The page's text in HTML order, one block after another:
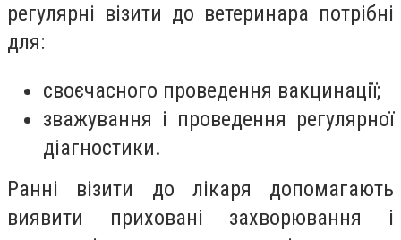
регулярні візити до ветеринара потрібні
для:
своєчасного проведення вакцинації;
зважування і проведення регулярної
діагностики.
Ранні візити до лікаря допомагають
виявити приховані захворювання і